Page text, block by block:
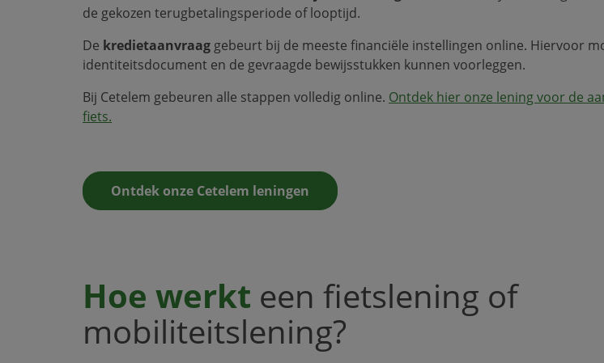
de gekozen terugbetalingsperiode of looptijd.
De kredietaanvraag gebeurt bij de meeste financiële instellingen online. Hiervoor
identiteitsdocument en de gevraagde bewijsstukken kunnen voorleggen.
Bij Cetelem gebeuren alle stappen volledig online. Ontdek hier onze lening voor de
fiets.
Ontdek onze Cetelem leningen
Hoe werkt een fietslening of
mobiliteitslening?